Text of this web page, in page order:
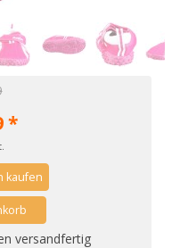
*
kaufen
versandfertig